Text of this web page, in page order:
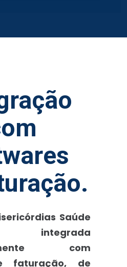
Saúde
com
faturação, de